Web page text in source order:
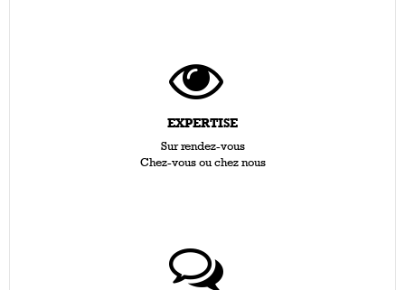
EXPERTISE
Sur rendez-vous
Chez-vous ou chez nous